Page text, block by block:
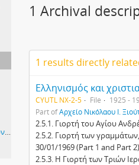
Ίδρυμα Φοίβου Σταυρίδη - Αρχεία Λάρνακας
1 Archival
1 results directly
Ελληνισμός και
CYUTL NX-2-5 File
1925 -
Part ofΑρχείο Νικόλαου Ι.
2.5.1. Γιορτή του Αγίου
2.5.2. Γιορτή των
30/01/1969 (Part 1 and Part 2)
2.5.3. Η Γιορτή των Τριών